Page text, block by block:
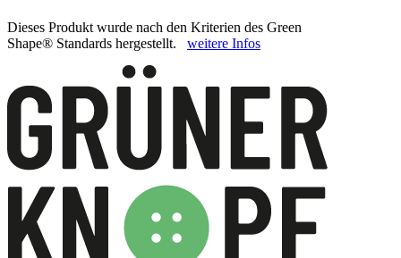
Dieses Produkt wurde nach den Kriterien des Green
Shape® Standards hergestellt. weitere Infos